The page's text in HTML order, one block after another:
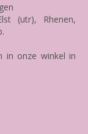
(utr), Rhenen,
in onze winkel in